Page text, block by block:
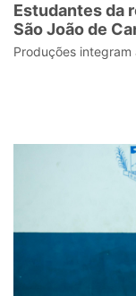
Estudantes da
São João de
Produções